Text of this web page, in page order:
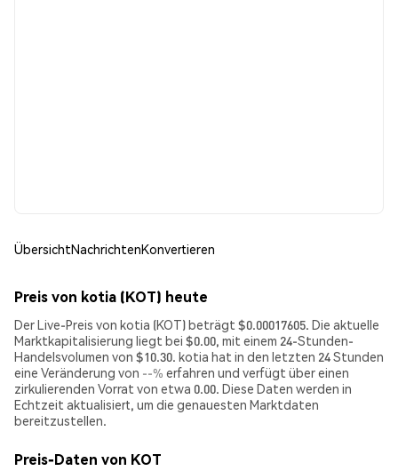
ÜbersichtNachrichtenKonvertieren
Preis von kotia (KOT) heute
Der Live-Preis von kotia (KOT) beträgt $0.00017605. Die aktuelle
Marktkapitalisierung liegt bei $0.00, mit einem 24-Stunden-
Handelsvolumen von $10.30. kotia hat in den letzten 24 Stunden
eine Veränderung von --% erfahren und verfügt über einen
zirkulierenden Vorrat von etwa 0.00. Diese Daten werden in
Echtzeit aktualisiert, um die genauesten Marktdaten
bereitzustellen.
Preis-Daten von KOT